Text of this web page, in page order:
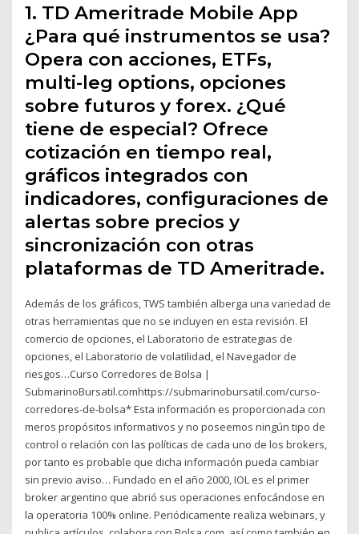
1. TD Ameritrade Mobile App
¿Para qué instrumentos se usa?
Opera con acciones, ETFs,
multi-leg options, opciones
sobre futuros y forex. ¿Qué
tiene de especial? Ofrece
cotización en tiempo real,
gráficos integrados con
indicadores, configuraciones de
alertas sobre precios y
sincronización con otras
plataformas de TD Ameritrade.
Además de los gráficos, TWS también alberga una variedad de
otras herramientas que no se incluyen en esta revisión. El
comercio de opciones, el Laboratorio de estrategias de
opciones, el Laboratorio de volatilidad, el Navegador de
riesgos…Curso Corredores de Bolsa |
SubmarinoBursatil.comhttps://submarinobursatil.com/curso-
corredores-de-bolsa* Esta información es proporcionada con
meros propósitos informativos y no poseemos ningún tipo de
control o relación con las políticas de cada uno de los brokers,
por tanto es probable que dicha información pueda cambiar
sin previo aviso… Fundado en el año 2000, IOL es el primer
broker argentino que abrió sus operaciones enfocándose en
la operatoria 100% online. Periódicamente realiza webinars, y